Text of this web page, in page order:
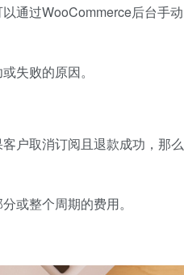
通过WooCommerce后台手动
失败的原因。
户取消订阅且退款成功，那么
或整个周期的费用。